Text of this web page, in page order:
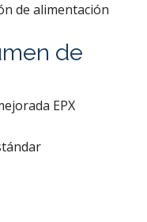
de alimentación
de
EPX